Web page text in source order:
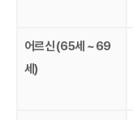
어르신 (65세 ~ 69
세)